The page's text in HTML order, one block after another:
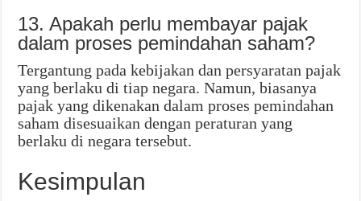
13. Apakah perlu membayar pajak
dalam proses pemindahan saham?
Tergantung pada kebijakan dan persyaratan pajak
yang berlaku di tiap negara. Namun, biasanya
pajak yang dikenakan dalam proses pemindahan
saham disesuaikan dengan peraturan yang
berlaku di negara tersebut.
Kesimpulan